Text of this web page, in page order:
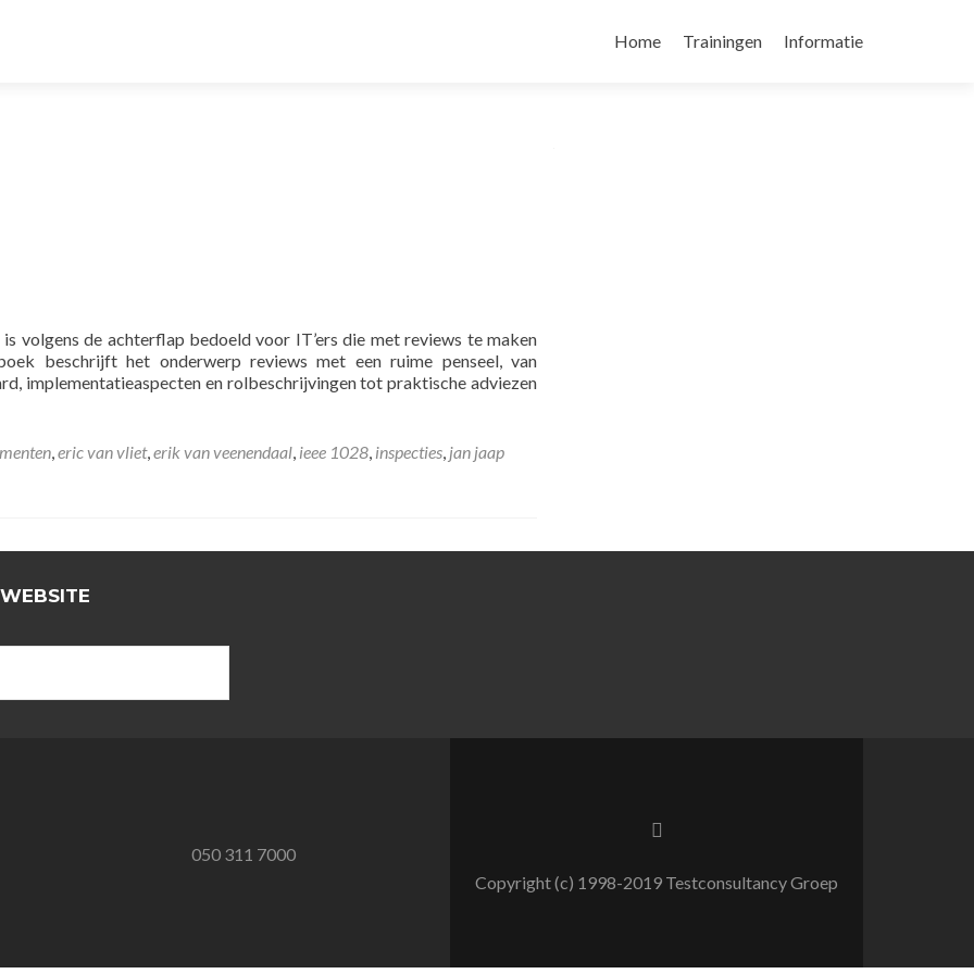
to
Home Trainingen Informatie
volgens de achterflap bedoeld voor IT’ers die met reviews te maken
beschrijft het onderwerp reviews met een ruime penseel, van
implementatieaspecten en rolbeschrijvingen tot praktische adviezen
,eric van vliet,erik van veenendaal, ieee 1028, inspecties, jan jaap
050 311 7000
Copyright (c) 1998-2019 Testconsultancy Groep